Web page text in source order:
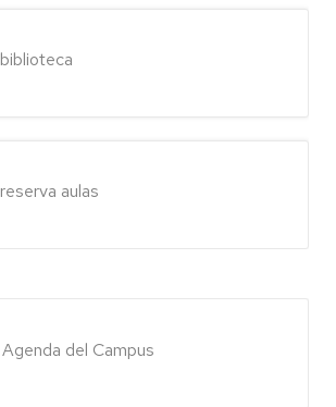
biblioteca
reserva aulas
Agenda del Campus